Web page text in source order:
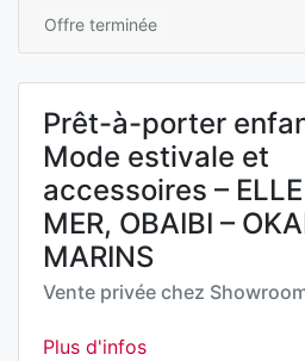
Offre terminée
Prêt-à-porter
Mode estivale et
accessoires –
MER, OBAIBI –
MARINS
Vente privée chez
Plus d'infos